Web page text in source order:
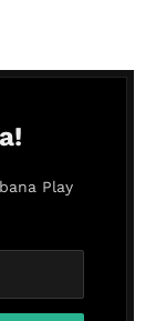
Play